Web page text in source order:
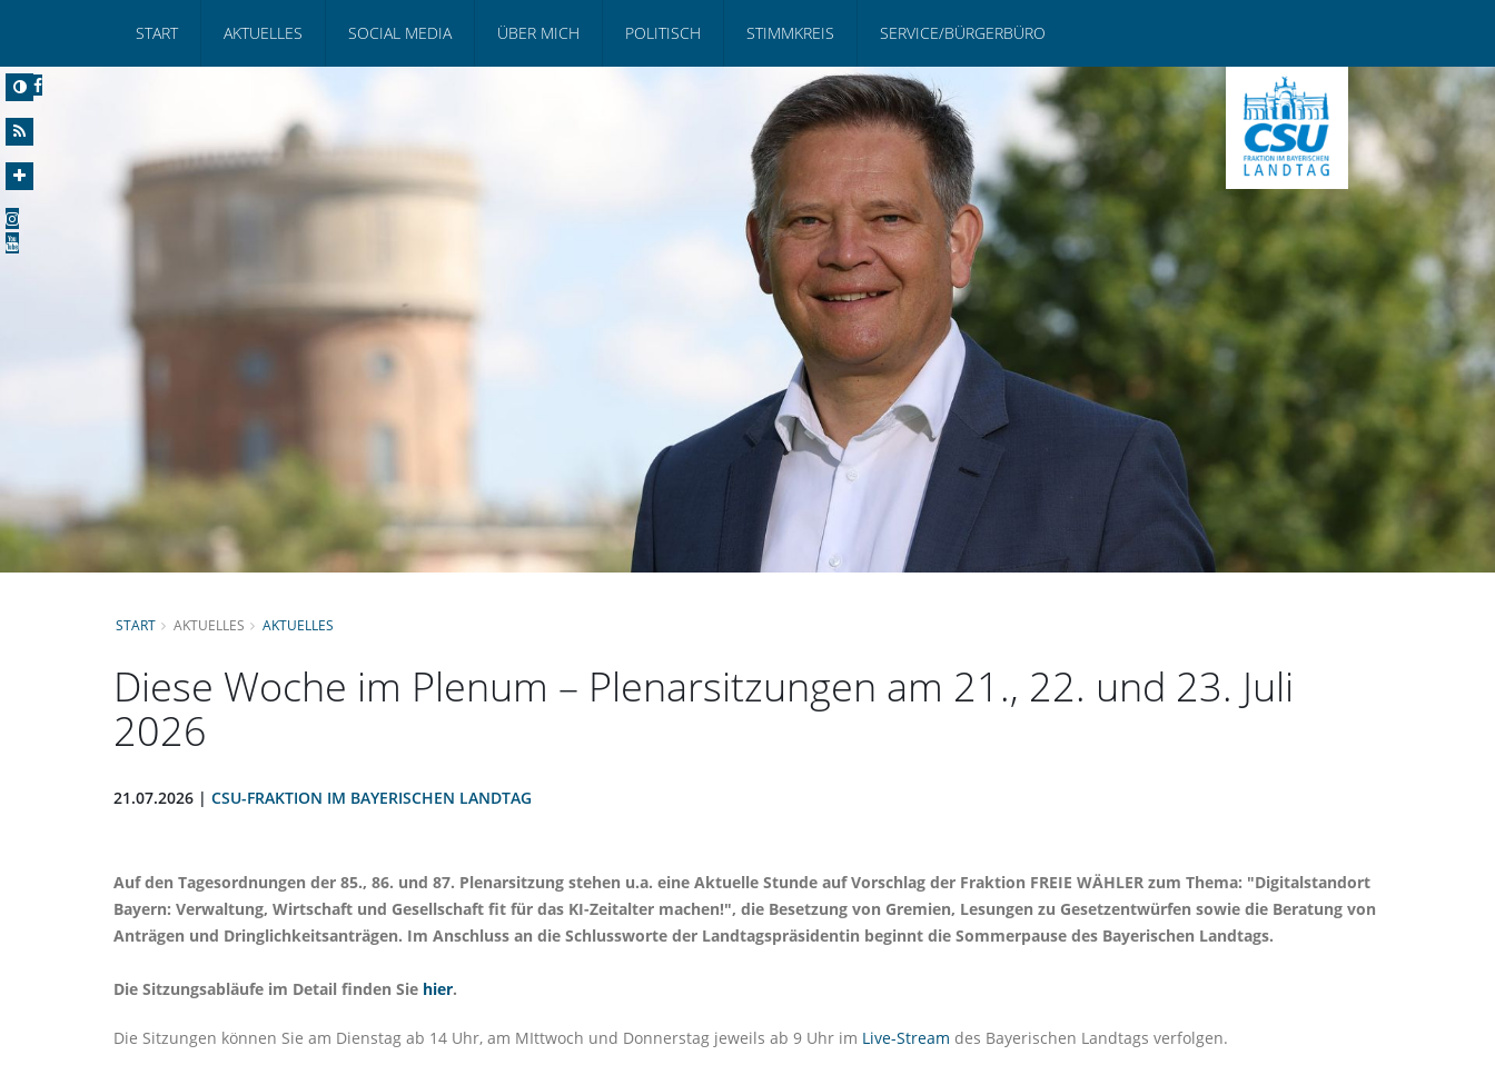
START AKTUELLES SOCIAL MEDIA ÜBER MICH POLITISCH STIMMKREIS SERVICE/BÜRGERBÜRO
START AKTUELLES AKTUELLES
Diese Woche im Plenum – Plenarsitzungen am 21., 22. und 23. Juli
2026
21.07.2026 | CSU-FRAKTION IM BAYERISCHEN LANDTAG
Auf den Tagesordnungen der 85., 86. und 87. Plenarsitzung stehen u.a. eine Aktuelle Stunde auf Vorschlag der Fraktion FREIE WÄHLER zum Thema: "Digitalstandort
Bayern: Verwaltung, Wirtschaft und Gesellschaft fit für das KI-Zeitalter machen!", die Besetzung von Gremien, Lesungen zu Gesetzentwürfen sowie die Beratung von
Anträgen und Dringlichkeitsanträgen. Im Anschluss an die Schlussworte der Landtagspräsidentin beginnt die Sommerpause des Bayerischen Landtags.
Die Sitzungsabläufe im Detail finden Sie hier.
Die Sitzungen können Sie am Dienstag ab 14 Uhr, am MIttwoch und Donnerstag jeweils ab 9 Uhr im Live-Stream des Bayerischen Landtags verfolgen.